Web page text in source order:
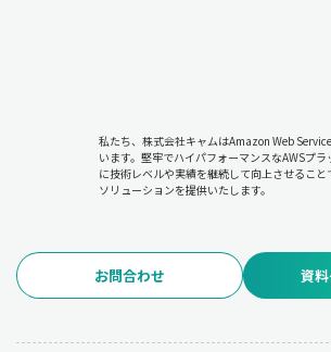
私たち、株式会社キャムはAmazon Web
います。堅牢でハイパフォーマンスなAWSプ
に技術レベルや実績を継続して向上させるこ
ソリューションを提供いたします。
お問合わせ 資